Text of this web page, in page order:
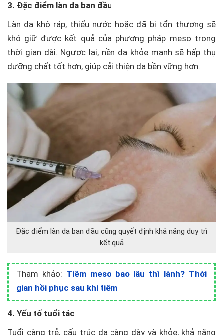
3. Đặc điểm làn da ban đầu
Làn da khô ráp, thiếu nước hoặc đã bị tổn thương sẽ
khó giữ được kết quả của phương pháp meso trong
thời gian dài. Ngược lại, nền da khỏe mạnh sẽ hấp thụ
dưỡng chất tốt hơn, giúp cải thiện da bền vững hơn.
Đặc điểm làn da ban đầu cũng quyết định khả năng duy trì
kết quả
Tham khảo: Tiêm meso bao lâu thì lành? Thời
gian hồi phục sau khi tiêm
4. Yếu tố tuổi tác
Tuổi càng trẻ, cấu trúc da càng dày và khỏe, khả năng